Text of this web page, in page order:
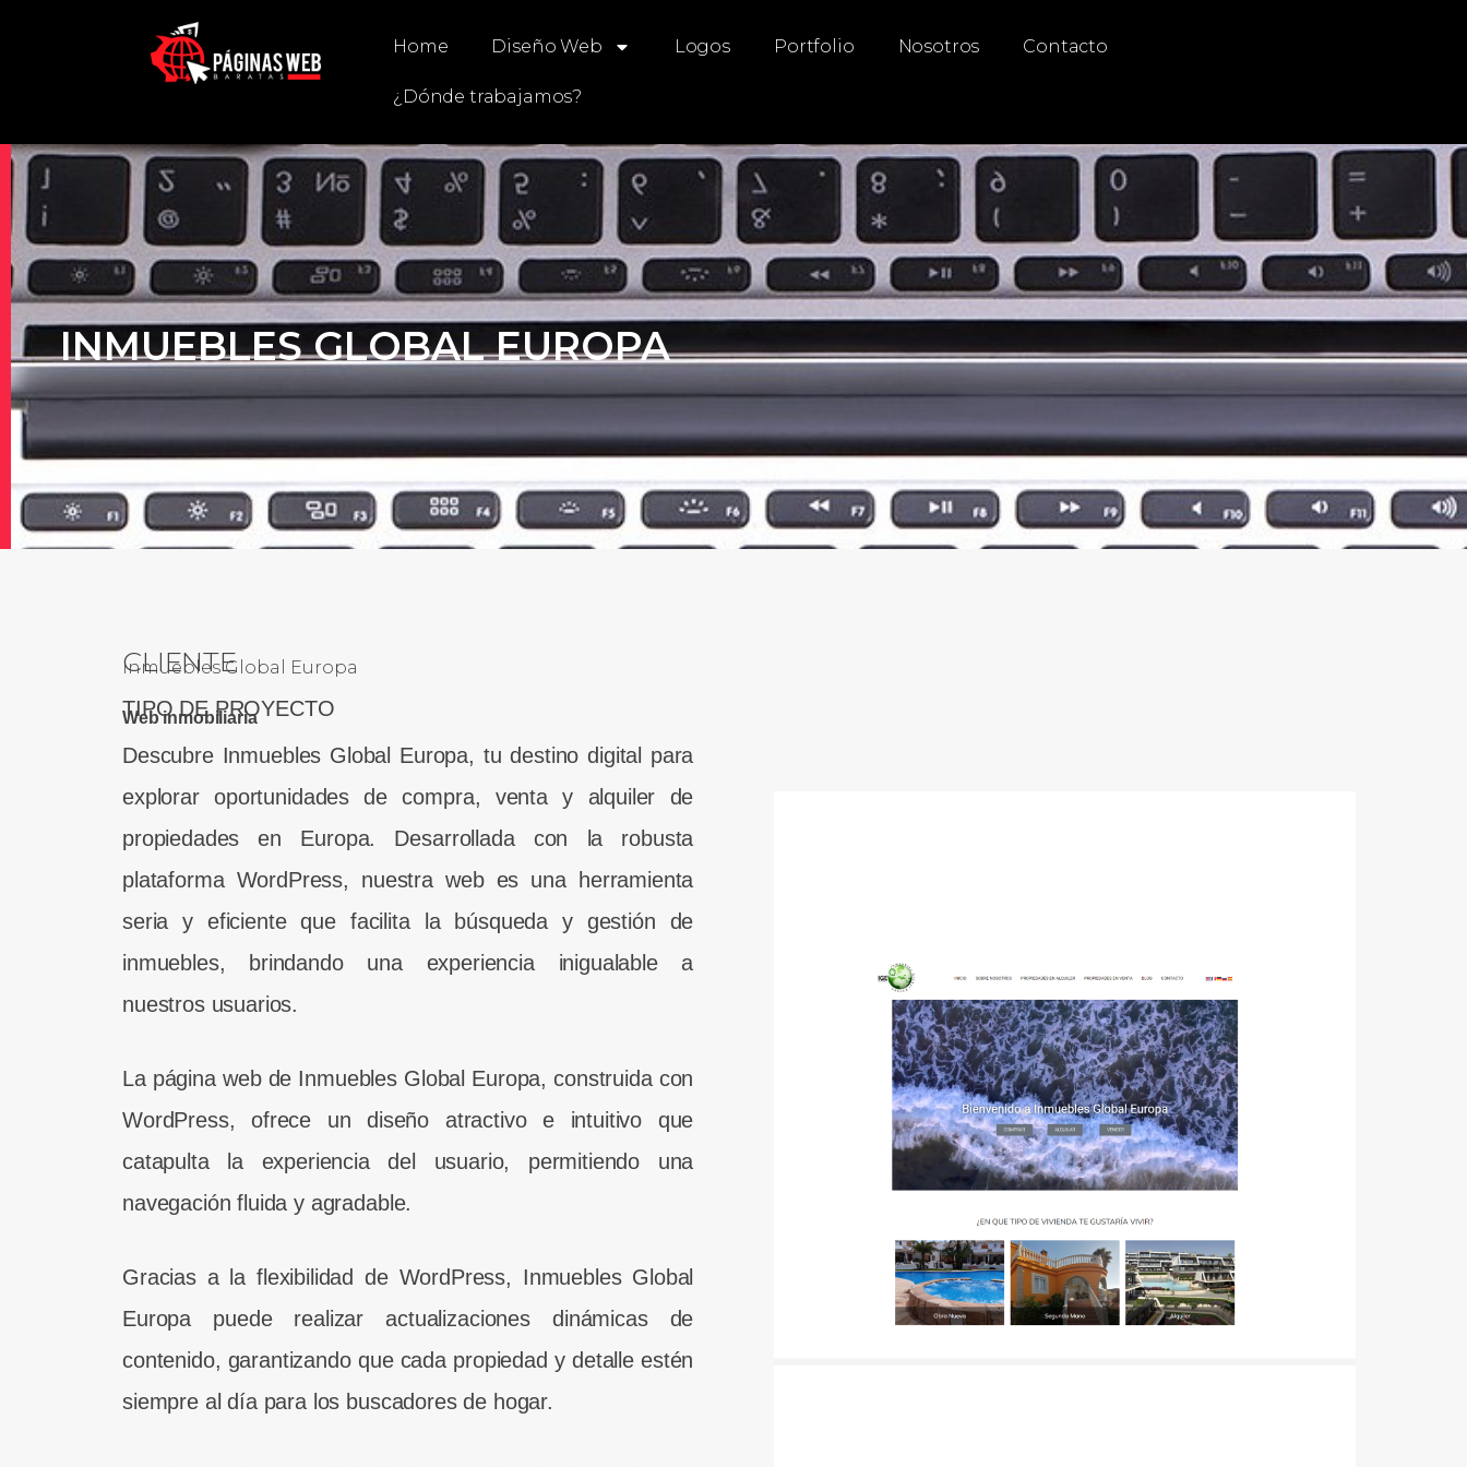
Home Diseño Web Logos Portfolio Nosotros Contacto
¿Dónde trabajamos?
INMUEBLES GLOBAL EUROPA
CLIENTE
Inmuebles Global Europa
TIPO DE PROYECTO
Web inmobiliaria
Descubre Inmuebles Global Europa, tu destino digital para
explorar oportunidades de compra, venta y alquiler de
propiedades en Europa. Desarrollada con la robusta
plataforma WordPress, nuestra web es una herramienta
seria y eficiente que facilita la búsqueda y gestión de
inmuebles, brindando una experiencia inigualable a
nuestros usuarios.
La página web de Inmuebles Global Europa, construida con
WordPress, ofrece un diseño atractivo e intuitivo que
catapulta la experiencia del usuario, permitiendo una
navegación fluida y agradable.
Gracias a la flexibilidad de WordPress, Inmuebles Global
Europa puede realizar actualizaciones dinámicas de
contenido, garantizando que cada propiedad y detalle estén
siempre al día para los buscadores de hogar.